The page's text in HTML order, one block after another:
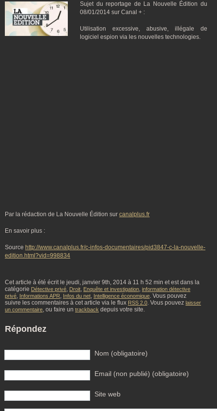
Sujet du reportage de La Nouvelle Édition du
08/01/2014 sur Canal + :
Utilisation excessive, abusive, illégale de
logiciel espion via les nouvelles technologies.
Par la rédaction de La Nouvelle Édition sur canalplus.fr
En savoir plus :
Source http://www.canalplus.fr/c-infos-documentaires/pid3847-c-la-nouvelle-
edition.html?vid=998834
Cet article à été écrit le jeudi, janvier 9th, 2014 à 11 h 52 min et est dans la
catégorie Détective privé, Droit, Enquête et investigation, information détective
privé, Informations APR, Infos du net, Intelligence économique. Vous pouvez
suivre les commentaires à cet article via le flux RSS 2.0. Vous pouvez laisser
un commentaire, ou faire un trackback depuis votre site.
Répondez
Nom (obligatoire)
Email (non publié) (obligatoire)
Site web